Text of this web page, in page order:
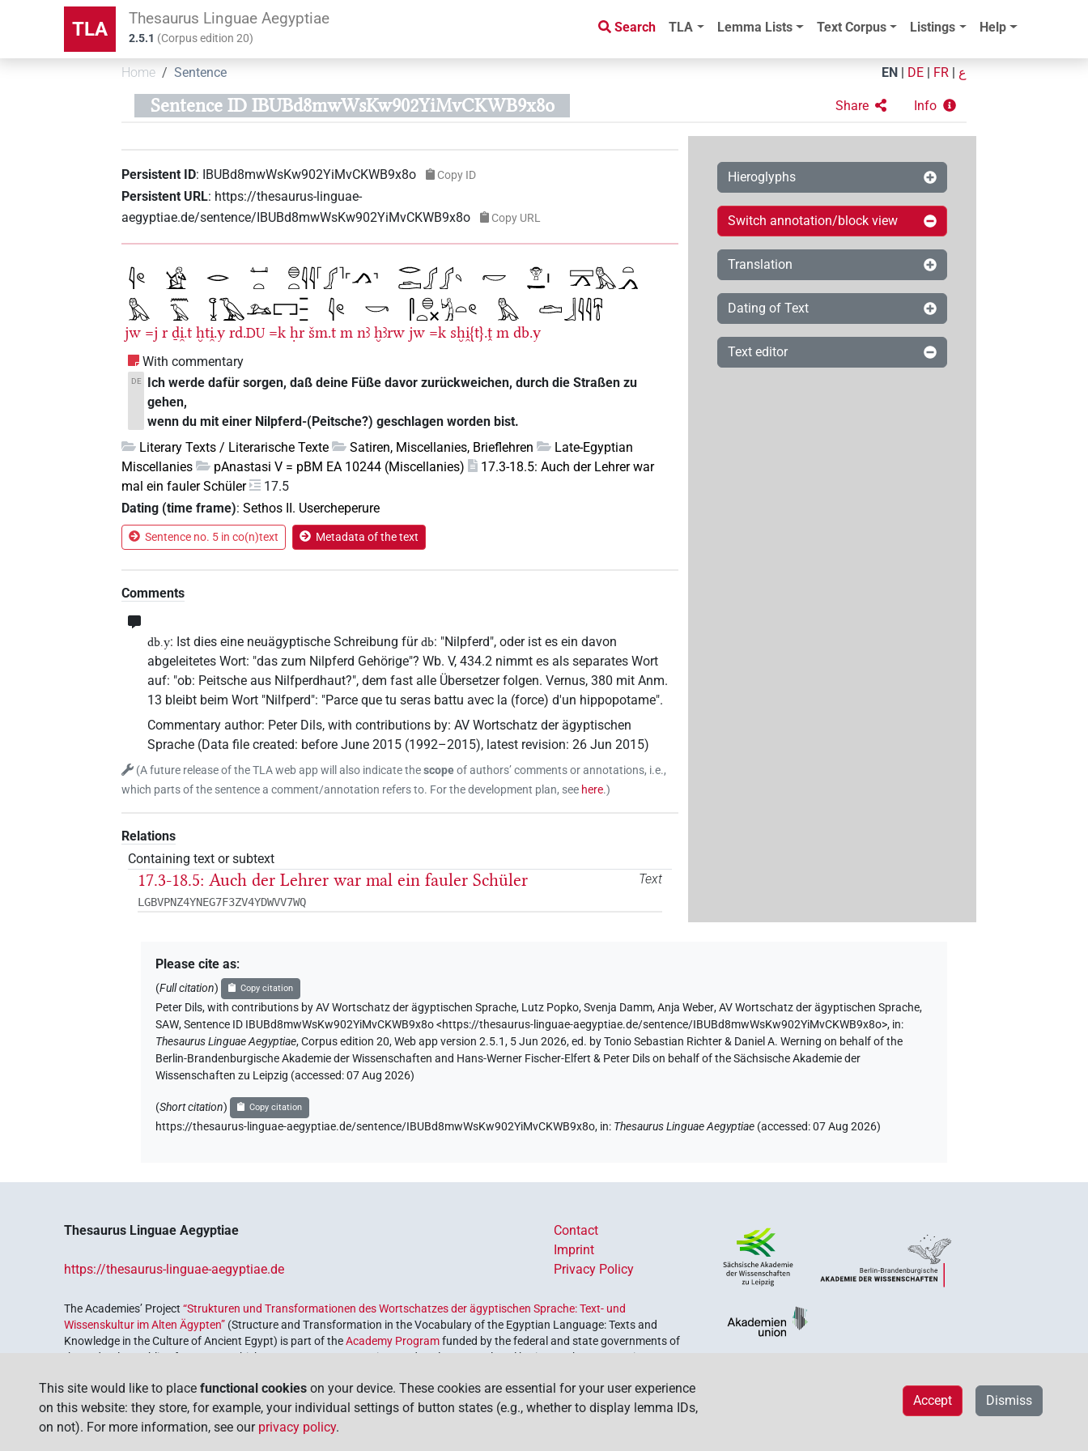
TLA Thesaurus Linguae Aegyptiae
2.5.1 (Corpus edition20)
Search TLA Lemma Lists Text Corpus Listings Help
Home Sentence EN DE FR ع
Sentence ID IBUBd8mwWsKw902YiMvCKWB9x8o Share Info
Persistent ID: IBUBd8mwWsKw902YiMvCKWB9x8o Copy ID
Persistent URL: https://thesaurus-linguae-
aegyptiae.de/sentence/IBUBd8mwWsKw902YiMvCKWB9x8o
Copy URL
jw =j r ḏi̯.t ḫti̯.y rd.DU =k ḥr šm.t m nꜣ ḫꜣrw jw =k sḫi̯{t}.ṱ m db.y
With commentary
DE
Ich werde dafür sorgen, daß deine Füße davor zurückweichen, durch die Straßen zu
gehen,
wenn du mit einer Nilpferd-(Peitsche?) geschlagen worden bist.
Literary Texts / Literarische Texte
Satiren, Miscellanies, Brieflehren
Late-Egyptian
Miscellanies
pAnastasi V = pBM EA 10244 (Miscellanies)
17.3-18.5: Auch der Lehrer war
mal ein fauler Schüler
17.5
Dating (time frame):Sethos II. Usercheperure
Sentence no. 5 in co(n)text Metadata of the text
Comments
db.y: Ist dies eine neuägyptische Schreibung fürdb: "Nilpferd", oder ist es ein davon
abgeleitetes Wort: "das zum Nilpferd Gehörige"? Wb. V, 434.2 nimmt es als separates Wort
auf: "ob: Peitsche aus Nilfperdhaut?", dem fast alle Übersetzer folgen. Vernus, 380 mit Anm.
13 bleibt beim Wort "Nilfperd": "Parce que tu seras battu avec la (force) d'un hippopotame".
Commentary author: Peter Dils,with contributions by:AV Wortschatz der ägyptischen
Sprache (Data file created: before June 2015 (1992–2015), latest revision:26 Jun 2015)
(A future release of the TLA web app will also indicate thescopeof authors’ comments or annotations, i.e.,
which parts of the sentence a comment/annotation refers to. For the development plan, see here.)
Relations
Containing text or subtext
Text
17.3-18.5: Auch der Lehrer war mal ein fauler Schüler
LGBVPNZ4YNEG7F3ZV4YDWVV7WQ
Hieroglyphs
Switch annotation/block view
Translation
Dating of Text
Text editor
Please cite as:
(Full citation) Copy citation
Peter Dils,with contributions by AV Wortschatz der ägyptischen Sprache, Lutz Popko,Svenja Damm,Anja Weber,AV Wortschatz der ägyptischen Sprache,
SAW,Sentence ID IBUBd8mwWsKw902YiMvCKWB9x8o <https://thesaurus-linguae-aegyptiae.de/sentence/IBUBd8mwWsKw902YiMvCKWB9x8o>, in:
Thesaurus Linguae Aegyptiae,Corpus edition 20, Web app version 2.5.1, 5 Jun 2026, ed. by Tonio Sebastian Richter & Daniel A. Werning on behalf of the
Berlin-Brandenburgische Akademie der Wissenschaften and Hans-Werner Fischer-Elfert & Peter Dils on behalf of the Sächsische Akademie der
Wissenschaften zu Leipzig (accessed:07 Aug 2026)
(Short citation) Copy citation
https://thesaurus-linguae-aegyptiae.de/sentence/IBUBd8mwWsKw902YiMvCKWB9x8o, in: Thesaurus Linguae Aegyptiae (accessed:07 Aug 2026)
Thesaurus Linguae Aegyptiae
https://thesaurus-linguae-aegyptiae.de
Contact
Imprint
Privacy Policy
The Academies’ Project“Strukturen und Transformationen des Wortschatzes der ägyptischen Sprache: Text- und
Wissenskultur im Alten Ägypten” (Structure and Transformation in the Vocabulary of the Egyptian Language: Texts and
Knowledge in the Culture of Ancient Egypt) is part of theAcademy Programfunded by the federal and state governments of
the Federal Republic of Germany, which serves to preserve, retrieve and explore our cultural heritage. The program is
This site would like to place functional cookies on your device. These cookies are essential for your user experience
on this website: they store, for example, your individual settings of button states (e.g., whether to display lemma IDs,
on not). For more information, see our privacy policy.
Dismiss
Accept